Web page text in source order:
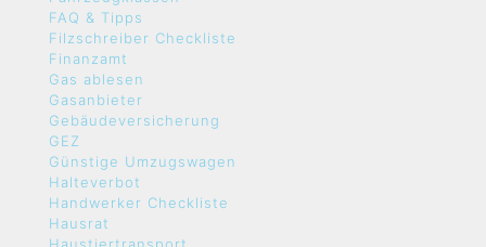
FAQ & Tipps
Filzschreiber Checkliste
Finanzamt
Gas ablesen
Gasanbieter
Gebäudeversicherung
GEZ
Günstige Umzugswagen
Halteverbot
Handwerker Checkliste
Hausrat